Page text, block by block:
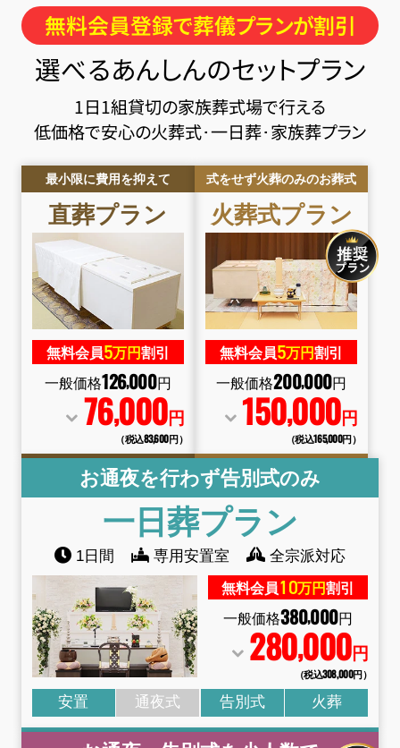
無料会員登録で葬儀プランが割引
選べるあんしんのセットプラン
1日1組貸切の家族葬式場で行える
低価格で安心の火葬式･一日葬･家族葬プラン
最小限に費用を抑えて
直葬プラン
無料会員5万円割引
一般価格126,000円
76,000円
（税込83,600円）
式をせず火葬のみのお葬式
火葬式プラン
無料会員5万円割引
一般価格200,000円
150,000円
（税込165,000円）
お通夜を行わず告別式のみ
一日葬プラン
1日間 専用安置室 全宗派対応
無料会員10万円割引
一般価格380,000円
280,000円
（税込308,000円）
安置 通夜式 告別式 火葬